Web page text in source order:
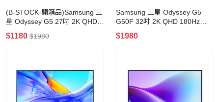
(B-STOCK-開箱品)Samsung 三
星 Odyssey G5 27吋 2K QHD
165Hz VA 1000R 曲面電競顯示
器(有一點光點)
$1180 $1980
Samsung 三星 Odyssey G5
G50F 32吋 2K QHD 180Hz
Fast IPS 電競顯示器
$1980